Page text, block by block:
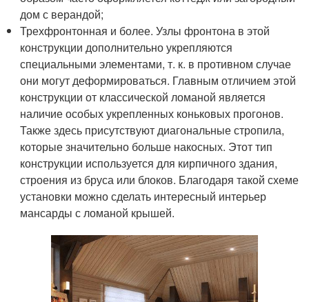
дом с верандой;
Трехфронтонная и более. Узлы фронтона в этой
конструкции дополнительно укрепляются
специальными элементами, т. к. в противном случае
они могут деформироваться. Главным отличием этой
конструкции от классической ломаной является
наличие особых укрепленных коньковых прогонов.
Также здесь присутствуют диагональные стропила,
которые значительно больше накосных. Этот тип
конструкции используется для кирпичного здания,
строения из бруса или блоков. Благодаря такой схеме
установки можно сделать интересный интерьер
мансарды с ломаной крышей.